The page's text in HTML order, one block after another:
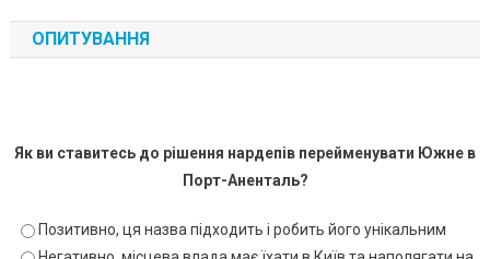
ОПИТУВАННЯ
Як ви ставитесь до рішення нардепів перейменувати Южне в
Порт-Аненталь?
Позитивно, ця назва підходить і робить його унікальним